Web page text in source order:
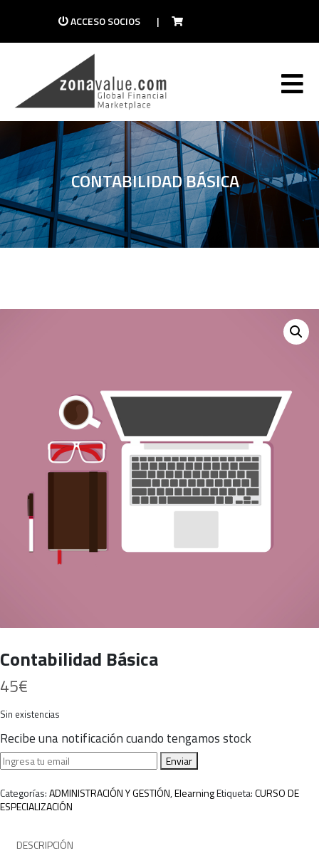
ACCESO SOCIOS |
CONTABILIDAD BÁSICA
Contabilidad Básica
45€
Sin existencias
Recibe una notificación cuando tengamos stock
Enviar
Categorías:ADMINISTRACIÓN Y GESTIÓN,ElearningEtiqueta:CURSO DE
ESPECIALIZACIÓN
DESCRIPCIÓN